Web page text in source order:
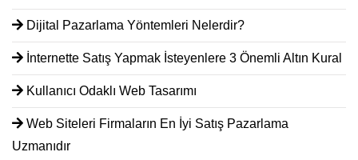
Dijital Pazarlama Yöntemleri Nelerdir?
İnternette Satış Yapmak İsteyenlere 3 Önemli Altın Kural
Kullanıcı Odaklı Web Tasarımı
Web Siteleri Firmaların En İyi Satış Pazarlama
Uzmanıdır